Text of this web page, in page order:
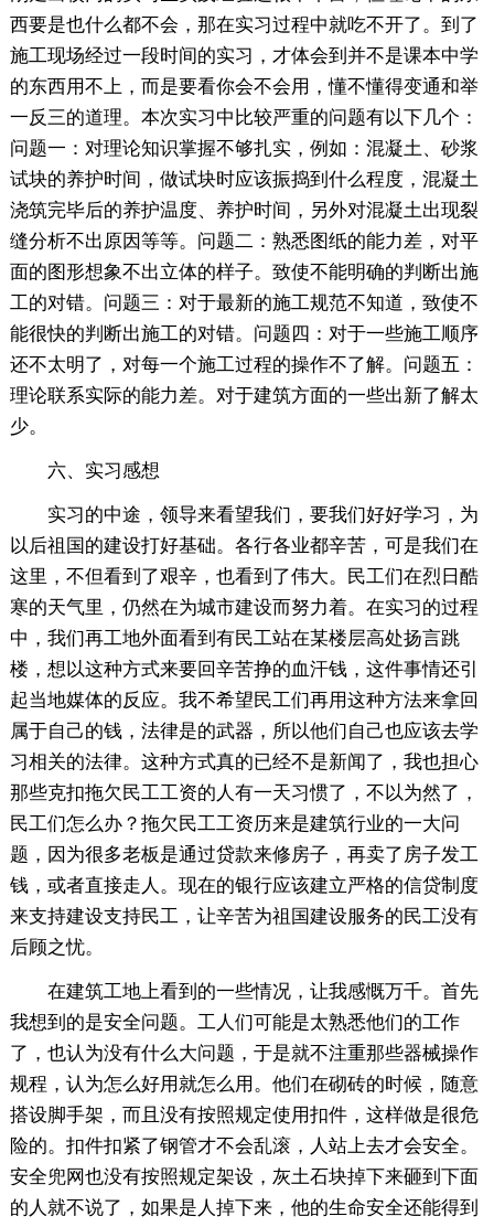
西要是也什么都不会，那在实习过程中就吃不开了。到了
施工现场经过一段时间的实习，才体会到并不是课本中学
的东西用不上，而是要看你会不会用，懂不懂得变通和举
一反三的道理。本次实习中比较严重的问题有以下几个：
问题一：对理论知识掌握不够扎实，例如：混凝土、砂浆
试块的养护时间，做试块时应该振捣到什么程度，混凝土
浇筑完毕后的养护温度、养护时间，另外对混凝土出现裂
缝分析不出原因等等。问题二：熟悉图纸的能力差，对平
面的图形想象不出立体的样子。致使不能明确的判断出施
工的对错。问题三：对于最新的施工规范不知道，致使不
能很快的判断出施工的对错。问题四：对于一些施工顺序
还不太明了，对每一个施工过程的操作不了解。问题五：
理论联系实际的能力差。对于建筑方面的一些出新了解太
少。
六、实习感想
实习的中途，领导来看望我们，要我们好好学习，为
以后祖国的建设打好基础。各行各业都辛苦，可是我们在
这里，不但看到了艰辛，也看到了伟大。民工们在烈日酷
寒的天气里，仍然在为城市建设而努力着。在实习的过程
中，我们再工地外面看到有民工站在某楼层高处扬言跳
楼，想以这种方式来要回辛苦挣的血汗钱，这件事情还引
起当地媒体的反应。我不希望民工们再用这种方法来拿回
属于自己的钱，法律是的武器，所以他们自己也应该去学
习相关的法律。这种方式真的已经不是新闻了，我也担心
那些克扣拖欠民工工资的人有一天习惯了，不以为然了，
民工们怎么办？拖欠民工工资历来是建筑行业的一大问
题，因为很多老板是通过贷款来修房子，再卖了房子发工
钱，或者直接走人。现在的银行应该建立严格的信贷制度
来支持建设支持民工，让辛苦为祖国建设服务的民工没有
后顾之忧。
在建筑工地上看到的一些情况，让我感慨万千。首先
我想到的是安全问题。工人们可能是太熟悉他们的工作
了，也认为没有什么大问题，于是就不注重那些器械操作
规程，认为怎么好用就怎么用。他们在砌砖的时候，随意
搭设脚手架，而且没有按照规定使用扣件，这样做是很危
险的。扣件扣紧了钢管才不会乱滚，人站上去才会安全。
安全兜网也没有按照规定架设，灰土石块掉下来砸到下面
的人就不说了，如果是人掉下来，他的生命安全还能得到